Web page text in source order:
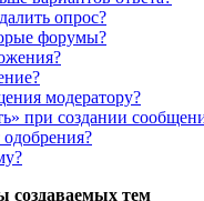
опрос?
форумы?
модератору?
при создании
создаваемых тем